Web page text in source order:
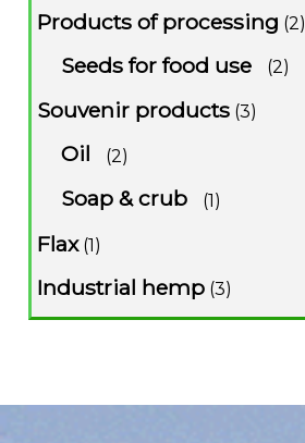
Products of processing (2)
Seeds for food use (2)
Souvenir products (3)
Oil (2)
Soap & crub (1)
Flax (1)
Industrial hemp (3)